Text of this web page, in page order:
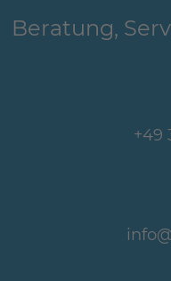
Beratung,
+49